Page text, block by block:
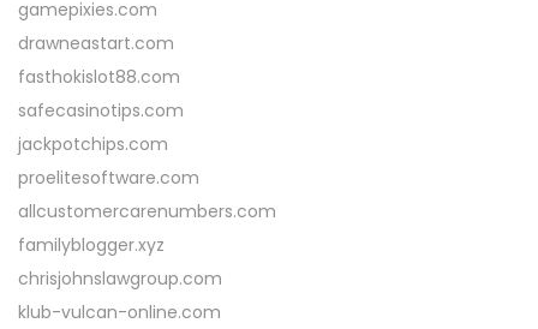
gamepixies.com
drawneastart.com
fasthokislot88.com
safecasinotips.com
jackpotchips.com
proelitesoftware.com
allcustomercarenumbers.com
familyblogger.xyz
chrisjohnslawgroup.com
klub-vulcan-online.com